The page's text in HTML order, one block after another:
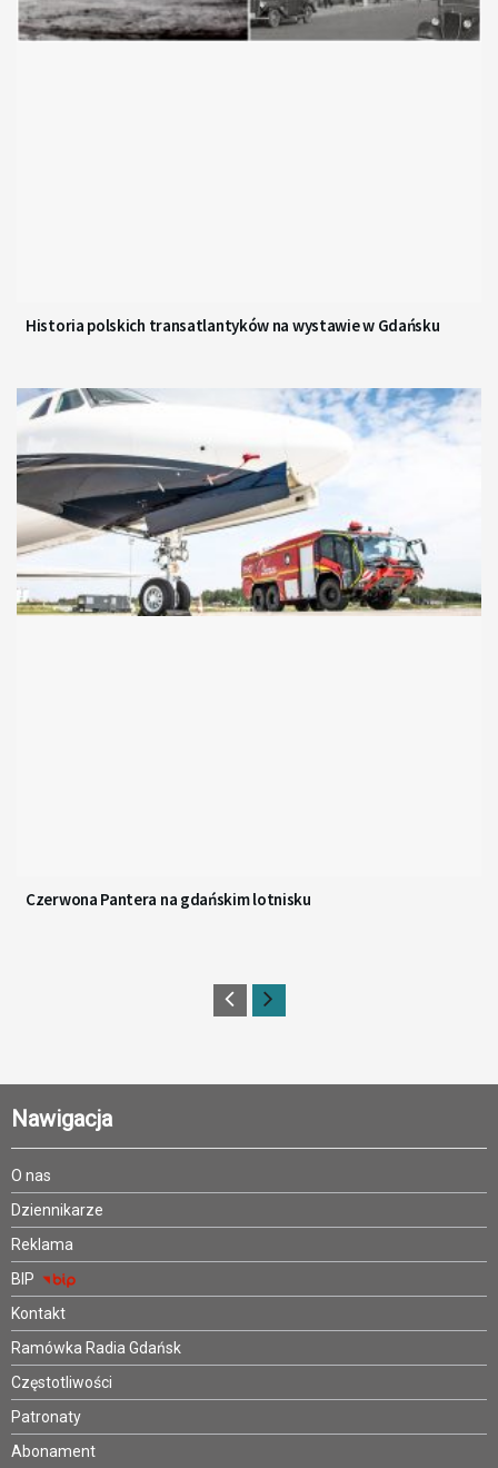
Historia polskich transatlantyków na wystawie w Gdańsku
Czerwona Pantera na gdańskim lotnisku
Nawigacja
O nas
Dziennikarze
Reklama
BIP
Kontakt
Ramówka Radia Gdańsk
Częstotliwości
Patronaty
Abonament